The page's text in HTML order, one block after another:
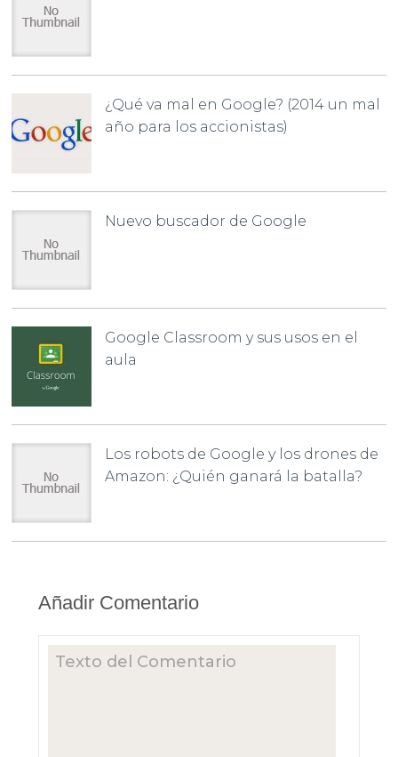
¿Qué va mal en Google? (2014 un mal
año para los accionistas)
Nuevo buscador de Google
Google Classroom y sus usos en el
aula
Los robots de Google y los drones de
Amazon: ¿Quién ganará la batalla?
Añadir Comentario